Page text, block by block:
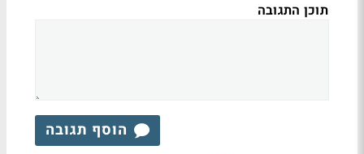
תוכן התגובה
הוסף תגובה